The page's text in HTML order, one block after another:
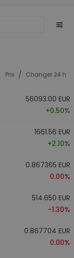
Prix / Changer 24 h
56093.00 EUR
+0.50%
1661.56 EUR
+2.10%
0.867365 EUR
0.00%
514.650 EUR
-1.30%
0.867704 EUR
0.00%